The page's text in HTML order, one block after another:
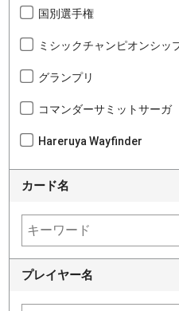
国別選手権
ミシックチャンピオンシッ
グランプリ
コマンダーサミットサーガ
Hareruya Wayfinder
カード名
プレイヤー名